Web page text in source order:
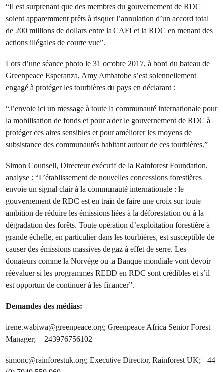
“Il est surprenant que des membres du gouvernement de RDC
soient apparemment prêts à risquer l’annulation d’un accord total
de 200 millions de dollars entre la CAFI et la RDC en menant des
actions illégales de courte vue”.
Lors d’une séance photo le 31 octobre 2017, à bord du bateau de
Greenpeace Esperanza, Amy Ambatobe s’est solennellement
engagé à protéger les tourbières du pays en déclarant :
“J’envoie ici un message à toute la communauté internationale pour
la mobilisation de fonds et pour aider le gouvernement de RDC à
protéger ces aires sensibles et pour améliorer les moyens de
subsistance des communautés habitant autour de ces tourbières.”
Simon Counsell, Directeur exécutif de la Rainforest Foundation,
analyse : “L’établissement de nouvelles concessions forestières
envoie un signal clair à la communauté internationale : le
gouvernement de RDC est en train de faire une croix sur toute
ambition de réduire les émissions liées à la déforestation ou à la
dégradation des forêts. Toute opération d’exploitation forestière à
grande échelle, en particulier dans les tourbières, est susceptible de
causer des émissions massives de gaz à effet de serre. Les
donateurs comme la Norvège ou la Banque mondiale vont devoir
réévaluer si les programmes REDD en RDC sont crédibles et s’il
est opportun de continuer à les financer”.
Demandes des médias:
irene.wabiwa@greenpeace.org; Greenpeace Africa Senior Forest
Manager; + 243976756102
simonc@rainforestuk.org; Executive Director, Rainforest UK; +44